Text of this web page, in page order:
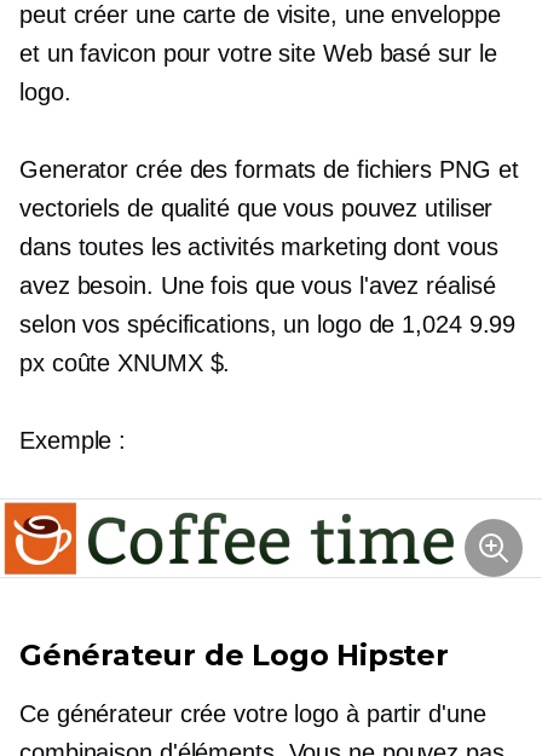
peut créer une carte de visite, une enveloppe
et un favicon pour votre site Web basé sur le
logo.
Generator crée des formats de fichiers PNG et
vectoriels de qualité que vous pouvez utiliser
dans toutes les activités marketing dont vous
avez besoin. Une fois que vous l'avez réalisé
selon vos spécifications, un logo de 1,024 9.99
px coûte XNUMX $.
Exemple :
Générateur de Logo Hipster
Ce générateur crée votre logo à partir d'une